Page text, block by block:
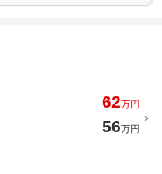
62万円
56万円